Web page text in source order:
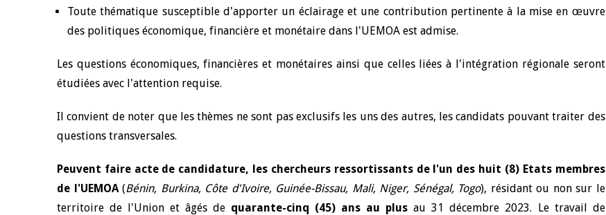
Toute thématique susceptible d'apporter un éclairage et une contribution pertinente à la mise en œuvre
des politiques économique, financière et monétaire dans l'UEMOA est admise.
Les questions économiques, financières et monétaires ainsi que celles liées à l'intégration régionale seront
étudiées avec l'attention requise.
Il convient de noter que les thèmes ne sont pas exclusifs les uns des autres, les candidats pouvant traiter des
questions transversales.
Peuvent faire acte de candidature, les chercheurs ressortissants de l'un des huit (8) Etats membres
de l'UEMOA(Bénin, Burkina, Côte d'Ivoire, Guinée-Bissau, Mali, Niger, Sénégal, Togo), résidant ou non sur le
territoire de l'Union et âgés de quarante-cinq (45) ans au plus au 31 décembre 2023. Le travail de